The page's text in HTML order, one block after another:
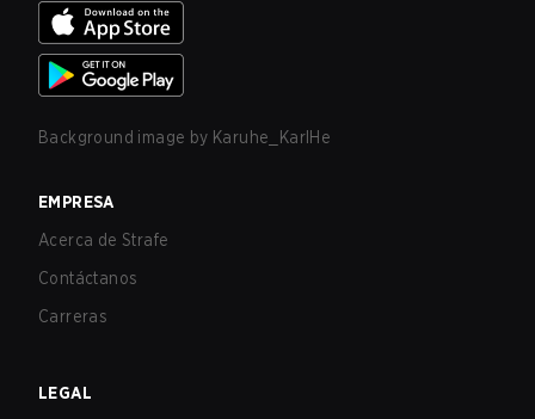
Background image by Karuhe_KarlHe
EMPRESA
Acerca de Strafe
Contáctanos
Carreras
LEGAL